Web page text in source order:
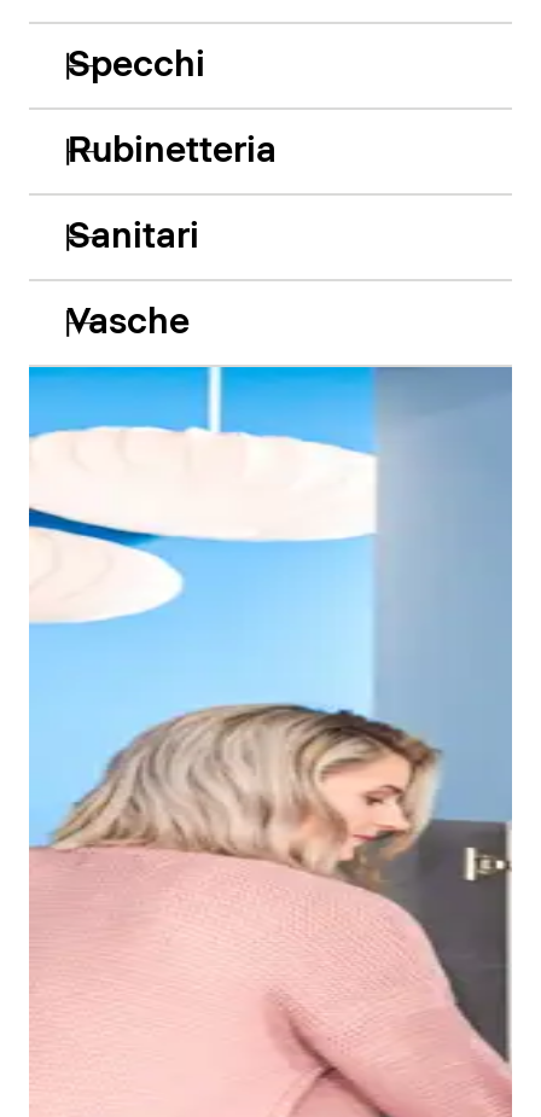
Grazie al bordo sottile del lavabo Duravit No.1, si
ottiene un bacino interno spazioso, nel quale è
possibile, ad esempio, lavarsi i capelli senza problemi.
Specchi
Rubinetteria
Sanitari
Vasche